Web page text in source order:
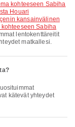
Houari
kansainvälinen
Sabiha
lentokenttäreitit
matkallesi.
kätevät yhteydet